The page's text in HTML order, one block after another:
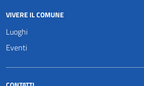
VIVERE IL COMUNE
Luoghi
Eventi